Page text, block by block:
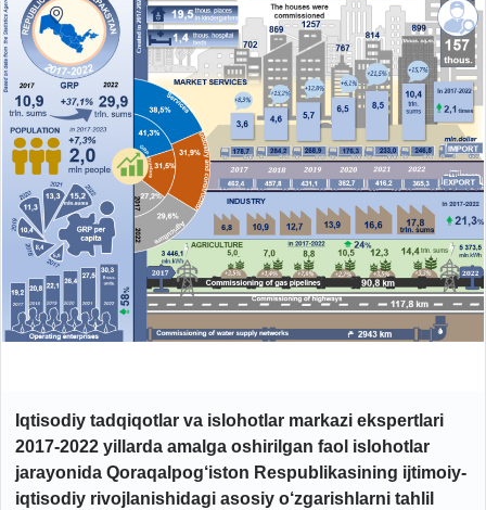
Iqtisodiy tadqiqotlar va islohotlar markazi ekspertlari
2017-2022 yillarda amalga oshirilgan faol islohotlar
jarayonida Qoraqalpog‘iston Respublikasining ijtimoiy-
iqtisodiy rivojlanishidagi asosiy o‘zgarishlarni tahlil